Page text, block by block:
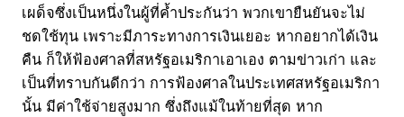
เผด็จซึ่งเป็นหนึ่งในผู้ที่ค้ำประกันว่า พวกเขายืนยันจะไม่
ชดใช้ทุน เพราะมีภาระทางการเงินเยอะ หากอยากได้เงิน
คืน ก็ให้ฟ้องศาลที่สหรัฐอเมริกาเอาเอง ตามข่าวเก่า และ
เป็นที่ทราบกันดีกว่า การฟ้องศาลในประเทศสหรัฐอเมริกา
นั้น มีค่าใช้จ่ายสูงมาก ซึ่งถึงแม้ในท้ายที่สุด หาก